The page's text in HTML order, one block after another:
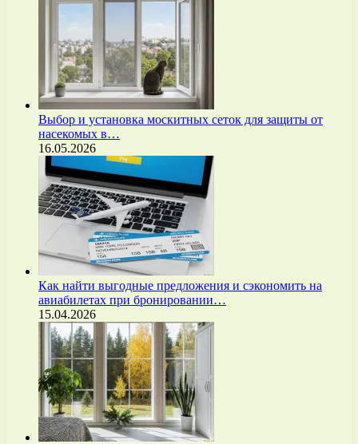
Выбор и установка москитных сеток для защиты от
насекомых в…
16.05.2026
Как найти выгодные предложения и сэкономить на
авиабилетах при бронировании…
15.04.2026